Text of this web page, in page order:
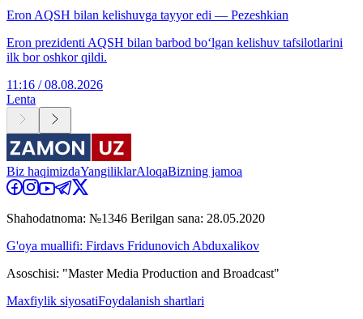
Eron AQSH bilan kelishuvga tayyor edi — Pezeshkian
Eron prezidenti AQSH bilan barbod bo‘lgan kelishuv tafsilotlarini
ilk bor oshkor qildi.
11:16 / 08.08.2026
Lenta
Biz haqimizdaYangiliklarAloqaBizning jamoa
Shahodatnoma: №1346 Berilgan sana: 28.05.2020
G'oya muallifi: Firdavs Fridunovich Abduxalikov
Asoschisi: "Master Media Production and Broadcast"
Maxfiylik siyosatiFoydalanish shartlari